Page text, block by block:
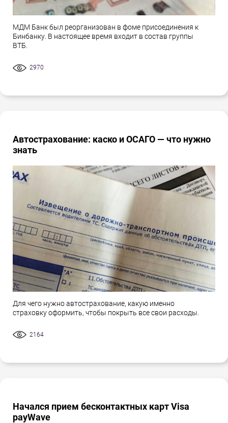
МДМ Банк был реорганизован в фоме присоединения к
Бинбанку. В настоящее время входит в состав группы
ВТБ.
2970
Автострахование: каско и ОСАГО — что нужно
знать
Для чего нужно автострахование, какую именно
страховку оформить, чтобы покрыть все свои расходы.
2164
Начался прием бесконтактных карт Visa
payWave